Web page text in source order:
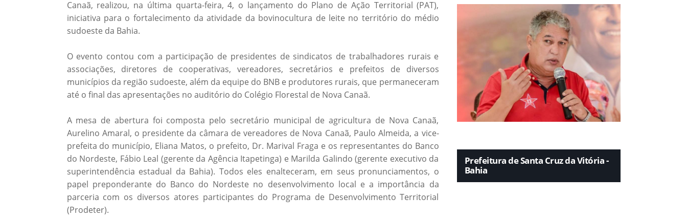
Canaã, realizou, na última quarta-feira, 4, o lançamento do Plano de Ação Territorial (PAT),
iniciativa para o fortalecimento da atividade da bovinocultura de leite no território do médio
sudoeste da Bahia.
O evento contou com a participação de presidentes de sindicatos de trabalhadores rurais e
associações, diretores de cooperativas, vereadores, secretários e prefeitos de diversos
municípios da região sudoeste, além da equipe do BNB e produtores rurais, que permaneceram
até o final das apresentações no auditório do Colégio Florestal de Nova Canaã.
A mesa de abertura foi composta pelo secretário municipal de agricultura de Nova Canaã,
Aurelino Amaral, o presidente da câmara de vereadores de Nova Canaã, Paulo Almeida, a vice-
prefeita do município, Eliana Matos, o prefeito, Dr. Marival Fraga e os representantes do Banco
do Nordeste, Fábio Leal (gerente da Agência Itapetinga) e Marilda Galindo (gerente executivo da
superintendência estadual da Bahia). Todos eles enalteceram, em seus pronunciamentos, o
papel preponderante do Banco do Nordeste no desenvolvimento local e a importância da
parceria com os diversos atores participantes do Programa de Desenvolvimento Territorial
(Prodeter).
Prefeitura de Santa Cruz da Vitória -
Bahia